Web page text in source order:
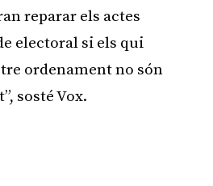
reparar els actes
electoral si els qui
ordenament no són
sosté Vox.